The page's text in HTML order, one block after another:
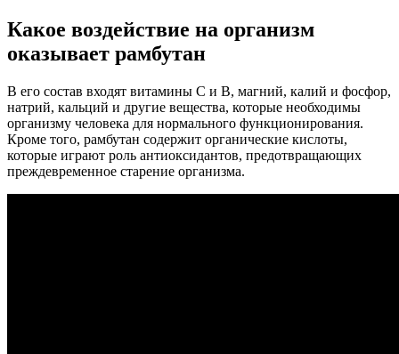
Какое воздействие на организм
оказывает рамбутан
В его состав входят витамины С и В, магний, калий и фосфор,
натрий, кальций и другие вещества, которые необходимы
организму человека для нормального функционирования.
Кроме того, рамбутан содержит органические кислоты,
которые играют роль антиоксидантов, предотвращающих
преждевременное старение организма.